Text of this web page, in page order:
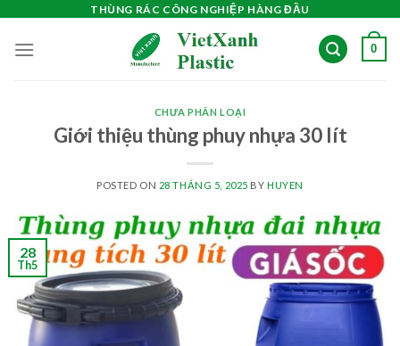
content
THÙNG RÁC CÔNG NGHIỆP HÀNG ĐẦU
0
CHƯA PHÂN LOẠI
Giới thiệu thùng phuy nhựa 30 lít
POSTED ON 28 THÁNG 5, 2025 BY HUYEN
28
Th5